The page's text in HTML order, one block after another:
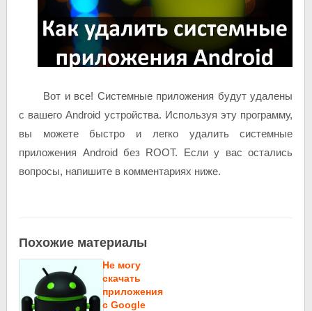
Вот и все! Системные приложения будут удалены
с вашего Android устройства. Используя эту программу,
вы можете быстро и легко удалить системные
приложения Android без ROOT. Если у вас остались
вопросы, напишите в комментариях ниже.
Похожие материалы
Не могу
скачать
приложения
c Google